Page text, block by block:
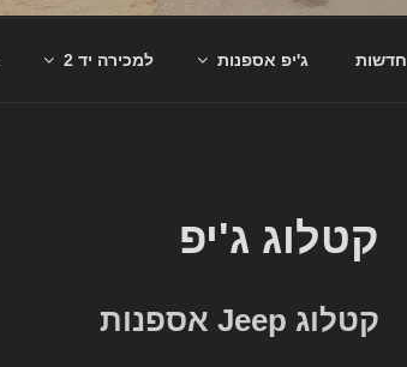
חדשות ג'יפ אספנות למכירה יד 2
קטלוג ג'יפ
קטלוג Jeep אספנות